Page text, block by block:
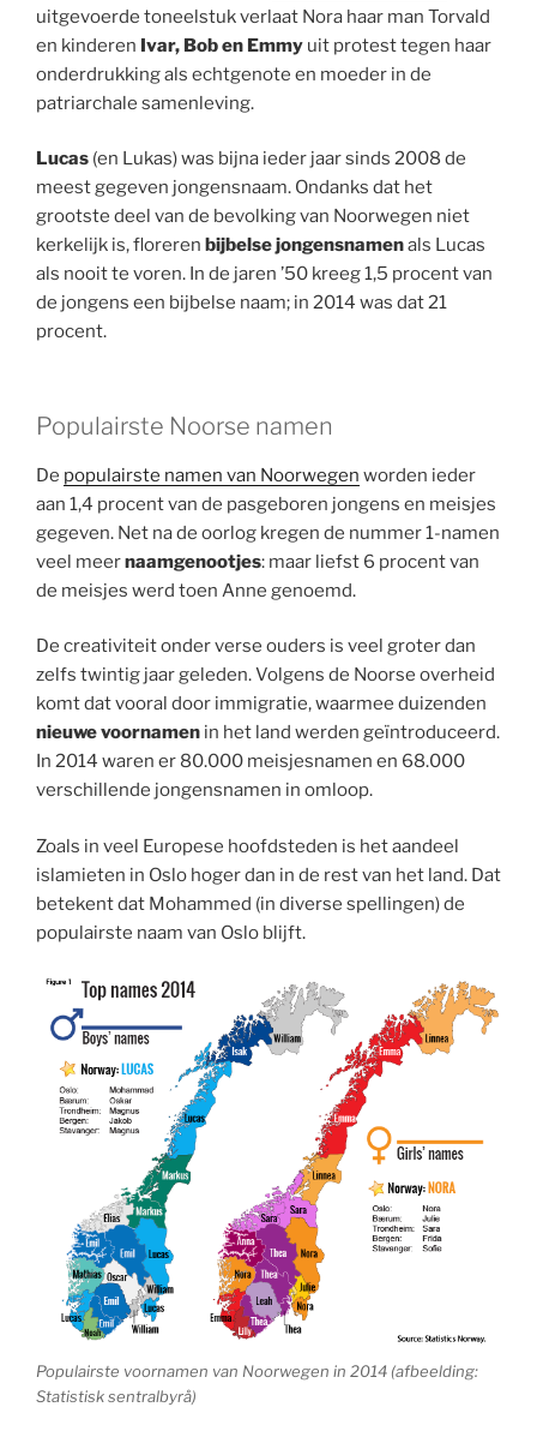
uitgevoerde toneelstuk verlaat Nora haar man Torvald
en kinderen Ivar, Bob en Emmy uit protest tegen haar
onderdrukking als echtgenote en moeder in de
patriarchale samenleving.
Lucas (en Lukas) was bijna ieder jaar sinds 2008 de
meest gegeven jongensnaam. Ondanks dat het
grootste deel van de bevolking van Noorwegen niet
kerkelijk is, floreren bijbelse jongensnamenals Lucas
als nooit te voren. In de jaren ’50 kreeg 1,5 procent van
de jongens een bijbelse naam; in 2014 was dat 21
procent.
Populairste Noorse namen
De populairste namen van Noorwegen worden ieder
aan 1,4 procent van de pasgeboren jongens en meisjes
gegeven. Net na de oorlog kregen de nummer 1-namen
veel meernaamgenootjes: maar liefst 6 procent van
de meisjes werd toen Anne genoemd.
De creativiteit onder verse ouders is veel groter dan
zelfs twintig jaar geleden. Volgens de Noorse overheid
komt dat vooral door immigratie, waarmee duizenden
nieuwe voornamen in het land werden geïntroduceerd.
In 2014 waren er 80.000 meisjesnamen en 68.000
verschillende jongensnamen in omloop.
Zoals in veel Europese hoofdsteden is het aandeel
islamieten in Oslo hoger dan in de rest van het land. Dat
betekent dat Mohammed (in diverse spellingen) de
populairste naam van Oslo blijft.
Populairste voornamen van Noorwegen in 2014 (afbeelding:
Statistisk sentralbyrå)